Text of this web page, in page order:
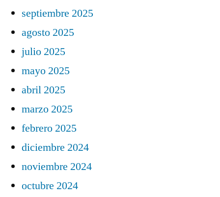
septiembre 2025
agosto 2025
julio 2025
mayo 2025
abril 2025
marzo 2025
febrero 2025
diciembre 2024
noviembre 2024
octubre 2024